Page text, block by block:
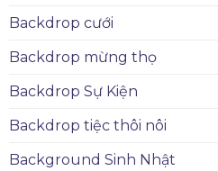
Backdrop cưới
Backdrop mừng thọ
Backdrop Sự Kiện
Backdrop tiệc thôi nôi
Background Sinh Nhật